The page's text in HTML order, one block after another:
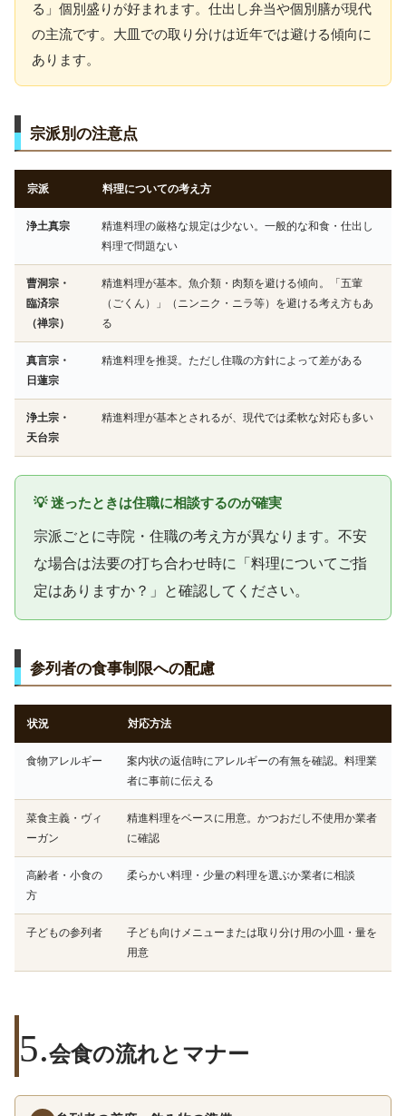
る」個別盛りが好まれます。仕出し弁当や個別膳が現代
の主流です。大皿での取り分けは近年では避ける傾向に
あります。
宗派別の注意点
宗派 料理についての考え方
浄土真宗
精進料理の厳格な規定は少ない。一般的な和食・仕出し
料理で問題ない
曹洞宗・
臨済宗
（禅宗）
精進料理が基本。魚介類・肉類を避ける傾向。「五葷
（ごくん）」（ニンニク・ニラ等）を避ける考え方もあ
る
真言宗・
日蓮宗
精進料理を推奨。ただし住職の方針によって差がある
浄土宗・
天台宗
精進料理が基本とされるが、現代では柔軟な対応も多い
💡 迷ったときは住職に相談するのが確実
宗派ごとに寺院・住職の考え方が異なります。不安
な場合は法要の打ち合わせ時に「料理についてご指
定はありますか？」と確認してください。
参列者の食事制限への配慮
状況 対応方法
食物アレルギー
案内状の返信時にアレルギーの有無を確認。料理業
者に事前に伝える
菜食主義・ヴィ
ーガン
精進料理をベースに用意。かつおだし不使用か業者
に確認
高齢者・小食の
方
柔らかい料理・少量の料理を選ぶか業者に相談
子どもの参列者
子ども向けメニューまたは取り分け用の小皿・量を
用意
会食の流れとマナー